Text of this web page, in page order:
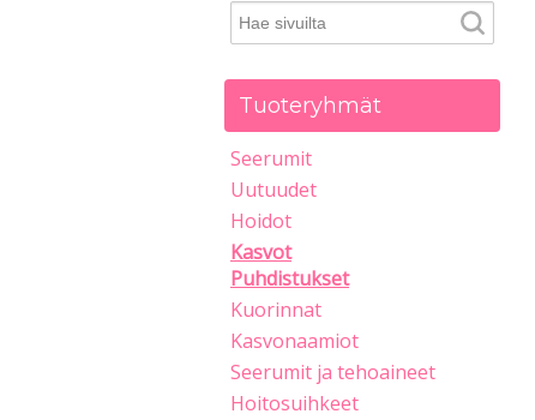
Tuoteryhmät
Seerumit
Uutuudet
Hoidot
Kasvot
Puhdistukset
Kuorinnat
Kasvonaamiot
Seerumit ja tehoaineet
Hoitosuihkeet